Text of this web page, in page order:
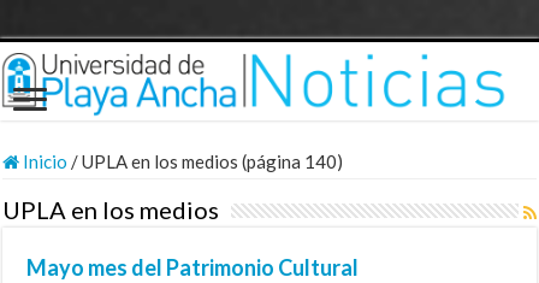
Inicio /UPLA en los medios (página 140)
UPLA en los medios
Mayo mes del Patrimonio Cultural